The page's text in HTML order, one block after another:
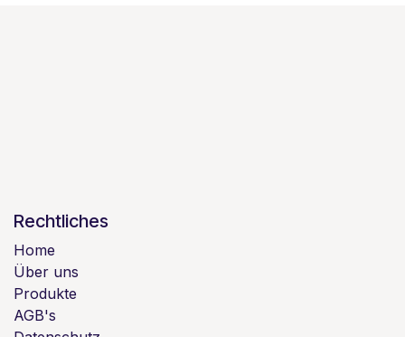
Rechtliches
Home
Über uns
Produkte
AGB's